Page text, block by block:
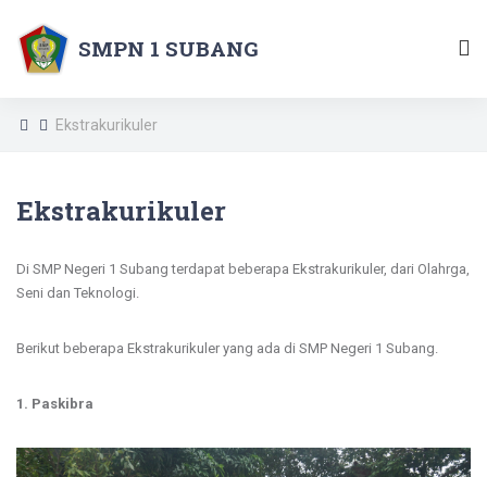
SMPN 1 SUBANG
Ekstrakurikuler
Ekstrakurikuler
Di SMP Negeri 1 Subang terdapat beberapa Ekstrakurikuler, dari Olahrga,
Seni dan Teknologi.
Berikut beberapa Ekstrakurikuler yang ada di SMP Negeri 1 Subang.
1. Paskibra